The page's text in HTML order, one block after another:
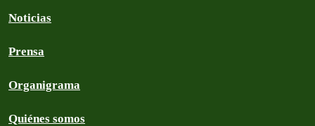
Noticias
Prensa
Organigrama
Quiénes somos